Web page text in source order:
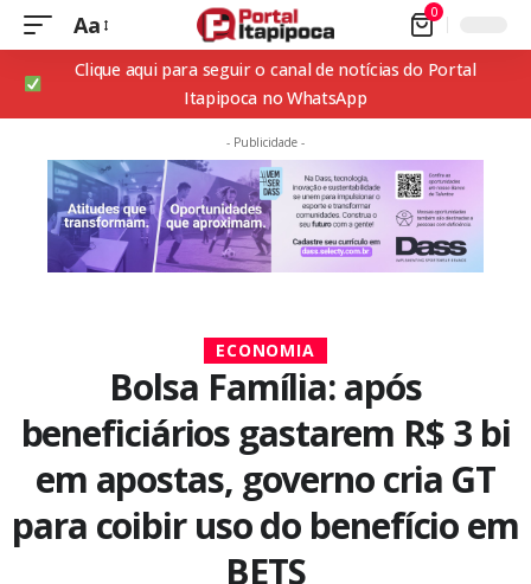
Aa 0
Clique aqui para seguir o canal de notícias do Portal
Itapipoca no WhatsApp
- Publicidade -
ECONOMIA
Bolsa Família: após
beneficiários gastarem R$ 3 bi
em apostas, governo cria GT
para coibir uso do benefício em
BETS